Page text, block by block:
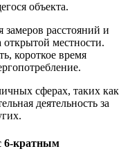
объекта.
замеров расстояний и
открытой местности.
короткое время
сферах, таких как
деятельность за
6-кратным